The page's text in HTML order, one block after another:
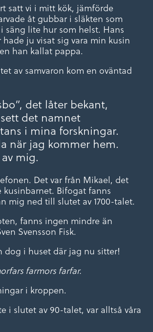
satt vi i mitt kök, jämförde
åt gubbar i släkten som
säng lite hur som helst. Hans
ju visat sig vara min kusin
han kallat pappa.
av samvaron kom en oväntad
det låter bekant,
det namnet
i mina forskningar.
när jag kommer hem.
mig.
Det var från Mikael, det
kusinbarnet. Bifogat fanns
mig ned till slutet av 1700-talet.
fanns ingen mindre än
Svensson Fisk.
dog i huset där jag nu sitter!
farmors farfar.
i kroppen.
i slutet av 90-talet, var alltså våra